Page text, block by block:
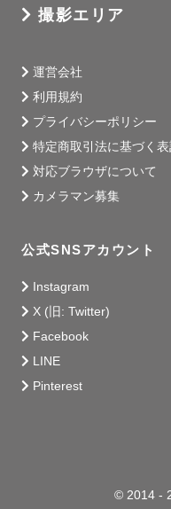
撮影エリア
運営会社
利用規約
プライバシーポリシー
特定商取引法に基づく
対応ブラウザについて
カメラマン募集
公式SNSアカウント
Instagram
X (旧: Twitter)
Facebook
LINE
Pinterest
© 2014 -